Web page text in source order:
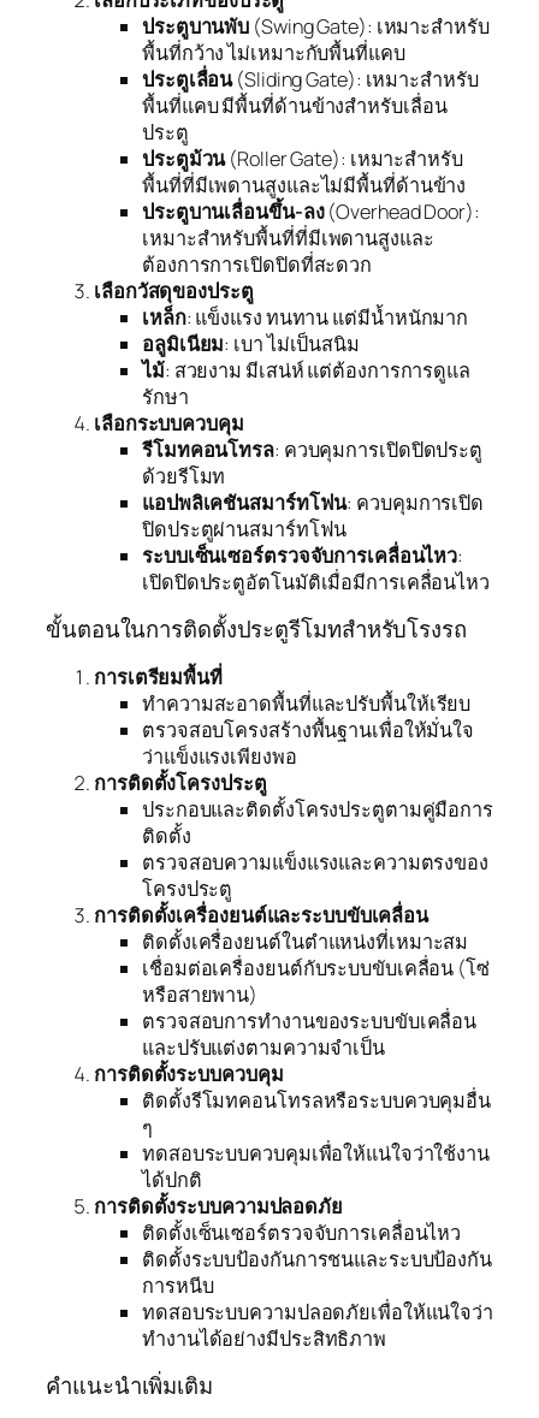
ประตูบานพับ (Swing Gate): เหมาะสำหรับ
พื้นที่กว้าง ไม่เหมาะกับพื้นที่แคบ
ประตูเลื่อน(Sliding Gate): เหมาะสำหรับ
พื้นที่แคบ มีพื้นที่ด้านข้างสำหรับเลื่อน
ประตู
ประตูม้วน(Roller Gate): เหมาะสำหรับ
พื้นที่ที่มีเพดานสูงและไม่มีพื้นที่ด้านข้าง
ประตูบานเลื่อนขึ้น-ลง(Overhead Door):
เหมาะสำหรับพื้นที่ที่มีเพดานสูงและ
ต้องการการเปิดปิดที่สะดวก
เลือกวัสดุของประตู
เหล็ก: แข็งแรง ทนทาน แต่มีน้ำหนักมาก
อลูมิเนียม: เบา ไม่เป็นสนิม
ไม้: สวยงาม มีเสน่ห์ แต่ต้องการการดูแล
รักษา
เลือกระบบควบคุม
รีโมทคอนโทรล: ควบคุมการเปิดปิดประตู
ด้วยรีโมท
แอปพลิเคชันสมาร์ทโฟน: ควบคุมการเปิด
ปิดประตูผ่านสมาร์ทโฟน
ระบบเซ็นเซอร์ตรวจจับการเคลื่อนไหว:
เปิดปิดประตูอัตโนมัติเมื่อมีการเคลื่อนไหว
ขั้นตอนในการติดตั้งประตูรีโมทสำหรับโรงรถ
การเตรียมพื้นที่
ทำความสะอาดพื้นที่และปรับพื้นให้เรียบ
ตรวจสอบโครงสร้างพื้นฐานเพื่อให้มั่นใจ
ว่าแข็งแรงเพียงพอ
การติดตั้งโครงประตู
ประกอบและติดตั้งโครงประตูตามคู่มือการ
ติดตั้ง
ตรวจสอบความแข็งแรงและความตรงของ
โครงประตู
การติดตั้งเครื่องยนต์และระบบขับเคลื่อน
ติดตั้งเครื่องยนต์ในตำแหน่งที่เหมาะสม
เชื่อมต่อเครื่องยนต์กับระบบขับเคลื่อน (โซ่
หรือสายพาน)
ตรวจสอบการทำงานของระบบขับเคลื่อน
และปรับแต่งตามความจำเป็น
การติดตั้งระบบควบคุม
ติดตั้งรีโมทคอนโทรลหรือระบบควบคุมอื่น
ๆ
ทดสอบระบบควบคุมเพื่อให้แน่ใจว่าใช้งาน
ได้ปกติ
การติดตั้งระบบความปลอดภัย
ติดตั้งเซ็นเซอร์ตรวจจับการเคลื่อนไหว
ติดตั้งระบบป้องกันการชนและระบบป้องกัน
การหนีบ
ทดสอบระบบความปลอดภัยเพื่อให้แน่ใจว่า
ทำงานได้อย่างมีประสิทธิภาพ
คำแนะนำเพิ่มเติม